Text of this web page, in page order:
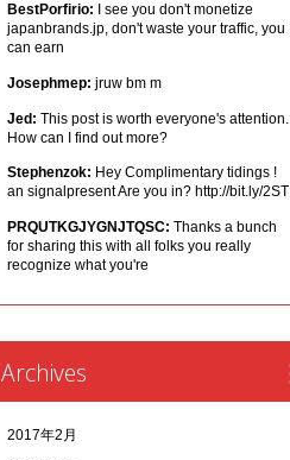
BestPorfirio: I see you don't monetize
japanbrands.jp, don't waste your traffic, you
can earn
Josephmep: jruw bm m
Jed: This post is worth everyone's attention.
How can I find out more?
Stephenzok: Hey Complimentary tidings !
an signalpresent Are you in? http://bit.ly/2ST
PRQUTKGJYGNJTQSC: Thanks a bunch
for sharing this with all folks you really
recognize what you're
Archives
2017年2月